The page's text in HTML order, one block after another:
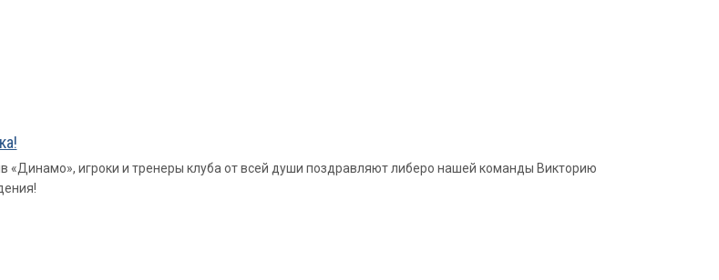
«Динамо», игроки и тренеры клуба от всей души поздравляют либеро нашей команды Викторию